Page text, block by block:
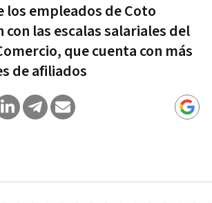
los empleados de Coto
las escalas salariales del
que cuenta con más
de afiliados